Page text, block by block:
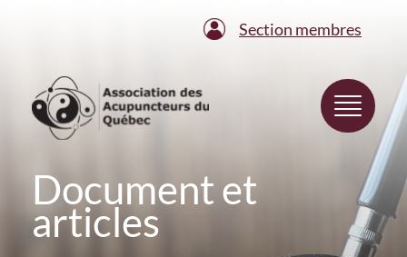
Section membres
Document et
articles